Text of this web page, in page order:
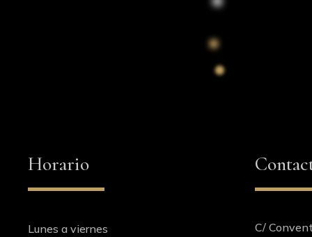
Horario
Lunes a viernes
C/